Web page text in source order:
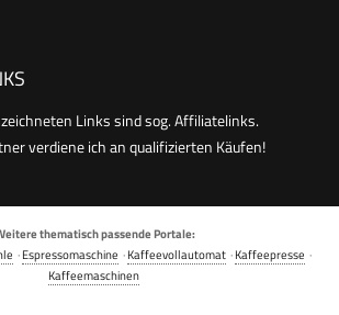
Links sind sog. Affiliatelinks.
verdiene ich an qualifizierten Käufen!
thematisch passende Portale:
·Espressomaschine ·Kaffeevollautomat·Kaffeepresse ·
Kaffeemaschinen